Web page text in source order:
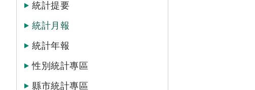
統計提要
統計月報
統計年報
性別統計專區
縣市統計專區